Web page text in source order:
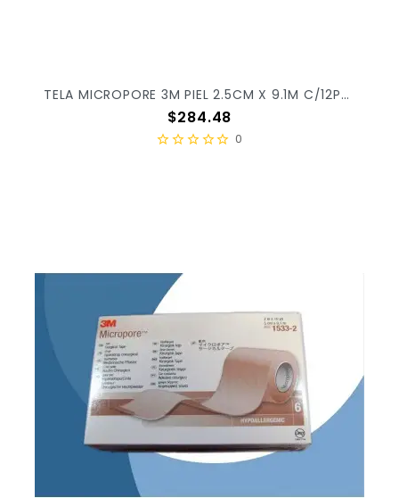
TELA MICROPORE 3M PIEL 2.5CM X 9.1M C/12PZ X/10
Precio
$284.48
0